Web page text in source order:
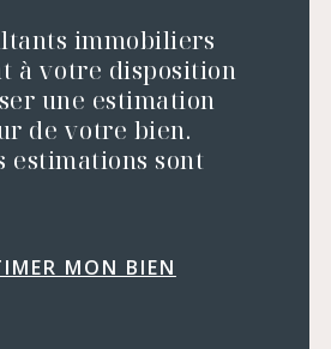
immobiliers
à votre disposition
une estimation
de votre bien.
estimations sont
MON BIEN